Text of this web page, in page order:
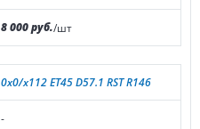
8 000 руб./шт
0x0/x112 ET45 D57.1 RST R146
-